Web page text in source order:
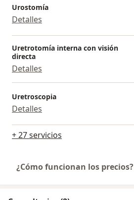
Urostomía
Detalles
Uretrotomía interna con visión
directa
Detalles
Uretroscopia
Detalles
+ 27 servicios
¿Cómo funcionan los precios?